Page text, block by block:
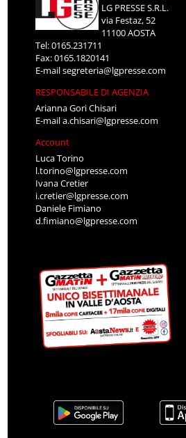
LG PRESSE S.R.L.
via Festaz, 52
11100 AOSTA
Tel: 0165.231711
Fax: 0165.1820141
E-mailsegreteria@lgpresse.com
RESPONSABILE DI AGENZIA
Arianna Gori Chisari
E-maila.chisari@lgpresse.com
Account
Luca Torino
l.torino@lgpresse.com
Ivana Cretier
i.cretier@lgpresse.com
Daniele Fimiano
d.fimiano@lgpresse.com